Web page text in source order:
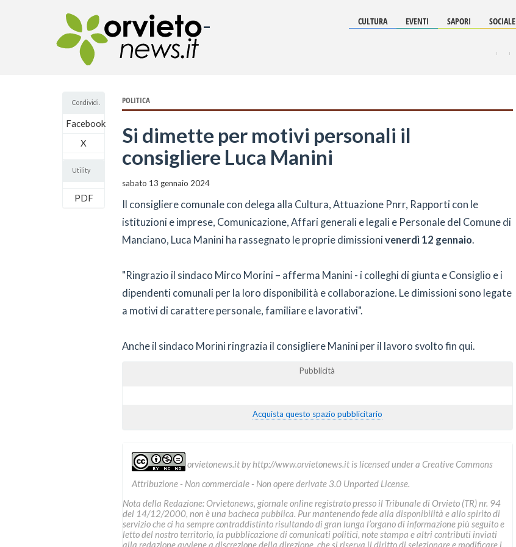
- CULTURA EVENTI SAPORI SOCIALE
Condividi.
Facebook
X
Utility
PDF
POLITICA
Si dimette per motivi personali il
consigliere Luca Manini
sabato 13 gennaio 2024
Il consigliere comunale con delega alla Cultura, Attuazione Pnrr, Rapporti con le
istituzioni e imprese, Comunicazione, Affari generali e legali e Personale del Comune di
Manciano, Luca Manini ha rassegnato le proprie dimissioni venerdì 12 gennaio.
"Ringrazio il sindaco Mirco Morini – afferma Manini - i colleghi di giunta e Consiglio e i
dipendenti comunali per la loro disponibilità e collaborazione. Le dimissioni sono legate
a motivi di carattere personale, familiare e lavorativi".
Anche il sindaco Morini ringrazia il consigliere Manini per il lavoro svolto fin qui.
Pubblicità
Acquista questo spazio pubblicitario
orvietonews.itby http://www.orvietonews.itis licensed under a Creative Commons
Attribuzione - Non commerciale - Non opere derivate 3.0 Unported License.
Nota della Redazione: Orvietonews, giornale online registrato presso il Tribunale di Orvieto (TR) nr. 94
del 14/12/2000, non è una bacheca pubblica. Pur mantenendo fede alla disponibilità e allo spirito di
servizio che ci ha sempre contraddistinto risultando di gran lunga l’organo di informazione più seguito e
letto del nostro territorio, la pubblicazione di comunicati politici, note stampa e altri contributi inviati
alla redazione avviene a discrezione della direzione, che si riserva il diritto di selezionare e modificare i